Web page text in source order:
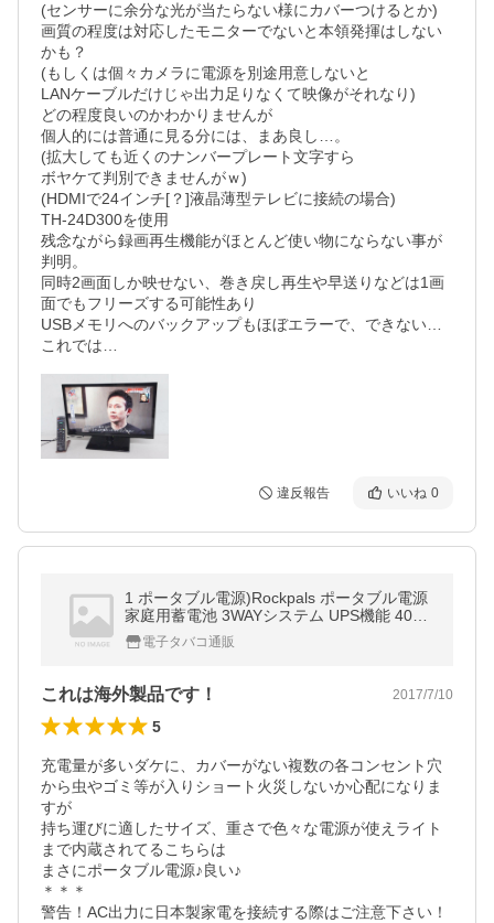
(センサーに余分な光が当たらない様にカバーつけるとか)
画質の程度は対応したモニターでないと本領発揮はしない
かも？
(もしくは個々カメラに電源を別途用意しないと
LANケーブルだけじゃ出力足りなくて映像がそれなり)
どの程度良いのかわかりませんが
個人的には普通に見る分には、まあ良し…。
(拡大しても近くのナンバープレート文字すら
ボヤケて判別できませんがｗ)
(HDMIで24インチ[？]液晶薄型テレビに接続の場合)
TH-24D300を使用
残念ながら録画再生機能がほとんど使い物にならない事が
判明。
同時2画面しか映せない、巻き戻し再生や早送りなどは1画
面でもフリーズする可能性あり
USBメモリへのバックアップもほぼエラーで、できない…
これでは…
違反報告 いいね 0
1 ポータブル電源)Rockpals ポータブル電源
家庭用蓄電池 3WAYシステム UPS機能 4080
0mAh 150Wh DC AC
電子タバコ通販
これは海外製品です！ 2017/7/10
5
充電量が多いダケに、カバーがない複数の各コンセント穴
から虫やゴミ等が入りショート火災しないか心配になりま
すが
持ち運びに適したサイズ、重さで色々な電源が使えライト
まで内蔵されてるこちらは
まさにポータブル電源♪良い♪
＊＊＊
警告！AC出力に日本製家電を接続する際はご注意下さい！